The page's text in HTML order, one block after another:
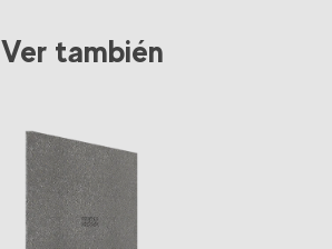
Ver también